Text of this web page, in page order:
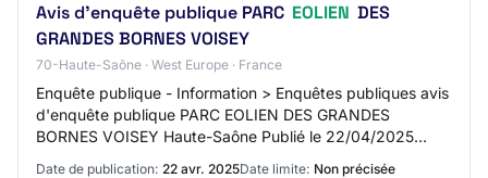
Avis d'enquête publique PARC EOLIEN DES
GRANDES BORNES VOISEY
70-Haute-Saône · West Europe · France
Enquête publique - Information > Enquêtes publiques avis
d'enquête publique PARC EOLIEN DES GRANDES
BORNES VOISEY Haute-Saône Publié le 22/04/2025
Date de publication: 22 avr. 2025Date limite: Non précisée